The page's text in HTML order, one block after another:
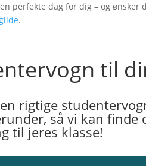
perfekte dag for dig – og ønsker
.
til
rigtige
så vi kan finde
til jeres klasse!